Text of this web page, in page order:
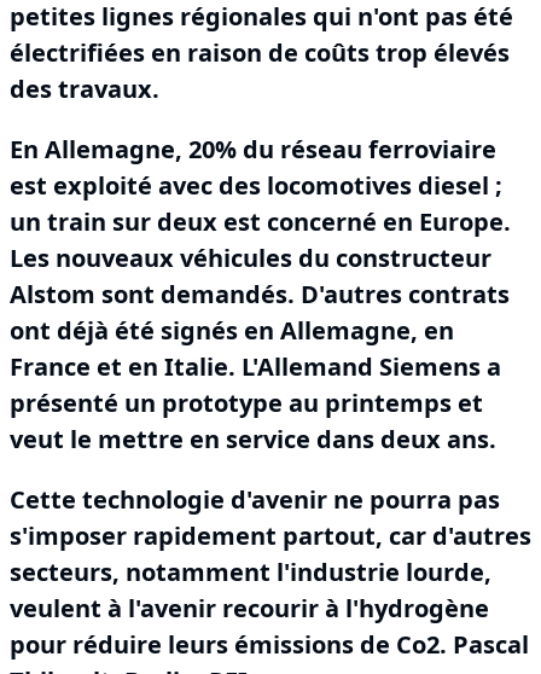
petites lignes régionales qui n'ont pas été
électrifiées en raison de coûts trop élevés
des travaux.
En Allemagne, 20% du réseau ferroviaire
est exploité avec des locomotives diesel ;
un train sur deux est concerné en Europe.
Les nouveaux véhicules du constructeur
Alstom sont demandés. D'autres contrats
ont déjà été signés en Allemagne, en
France et en Italie. L'Allemand Siemens a
présenté un prototype au printemps et
veut le mettre en service dans deux ans.
Cette technologie d'avenir ne pourra pas
s'imposer rapidement partout, car d'autres
secteurs, notamment l'industrie lourde,
veulent à l'avenir recourir à l'hydrogène
pour réduire leurs émissions de Co2. Pascal